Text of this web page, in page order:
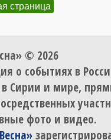
страница
© 2026
о событиях в
в Сирии и мире,
фото и видео.